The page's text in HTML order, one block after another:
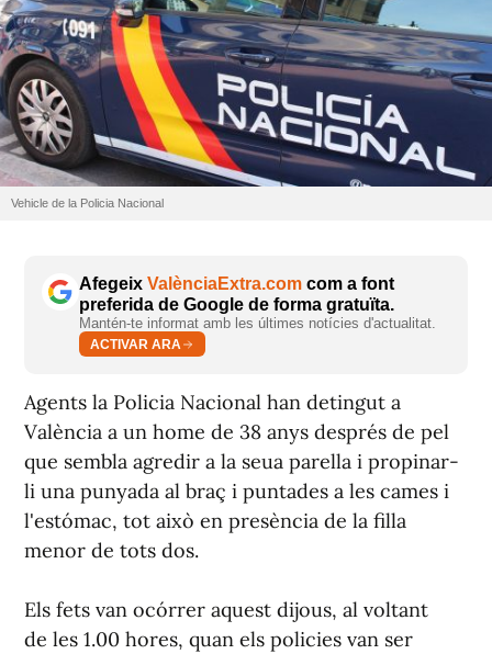
Vehicle de la Policia Nacional
Afegeix ValènciaExtra.com com a font
preferida de Google de forma gratuïta.
Mantén-te informat amb les últimes notícies d'actualitat.
ACTIVAR ARA
Agents la Policia Nacional han detingut a
València a un home de 38 anys després de pel
que sembla agredir a la seua parella i propinar-
li una punyada al braç i puntades a les cames i
l'estómac, tot això en presència de la filla
menor de tots dos.
Els fets van ocórrer aquest dijous, al voltant
de les 1.00 hores, quan els policies van ser